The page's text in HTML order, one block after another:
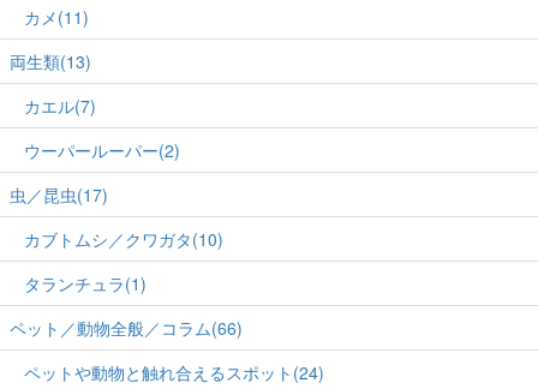
カメ(11)
両生類(13)
カエル(7)
ウーパールーパー(2)
虫／昆虫(17)
カブトムシ／クワガタ(10)
タランチュラ(1)
ペット／動物全般／コラム(66)
ペットや動物と触れ合えるスポット(24)